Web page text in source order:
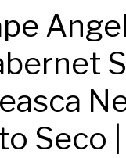
Seco